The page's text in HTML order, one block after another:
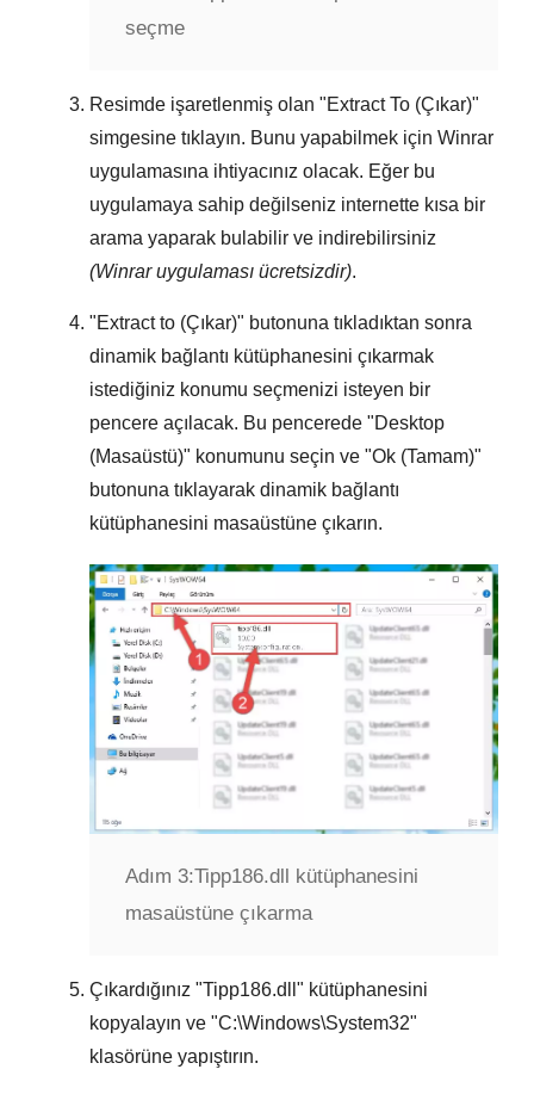
seçme
Resimde işaretlenmiş olan "Extract To (Çıkar)"
simgesine tıklayın. Bunu yapabilmek için Winrar
uygulamasına ihtiyacınız olacak. Eğer bu
uygulamaya sahip değilseniz internette kısa bir
arama yaparak bulabilir ve indirebilirsiniz
(Winrar uygulaması ücretsizdir).
"Extract to (Çıkar)" butonuna tıkladıktan sonra
dinamik bağlantı kütüphanesini çıkarmak
istediğiniz konumu seçmenizi isteyen bir
pencere açılacak. Bu pencerede "Desktop
(Masaüstü)" konumunu seçin ve "Ok (Tamam)"
butonuna tıklayarak dinamik bağlantı
kütüphanesini masaüstüne çıkarın.
Adım 3:Tipp186.dll kütüphanesini
masaüstüne çıkarma
Çıkardığınız "Tipp186.dll " kütüphanesini
kopyalayın ve "C:\Windows\System32"
klasörüne yapıştırın.